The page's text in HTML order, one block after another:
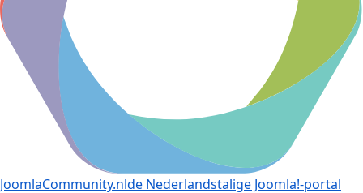
JoomlaCommunity.nlde Nederlandstalige Joomla!-portal